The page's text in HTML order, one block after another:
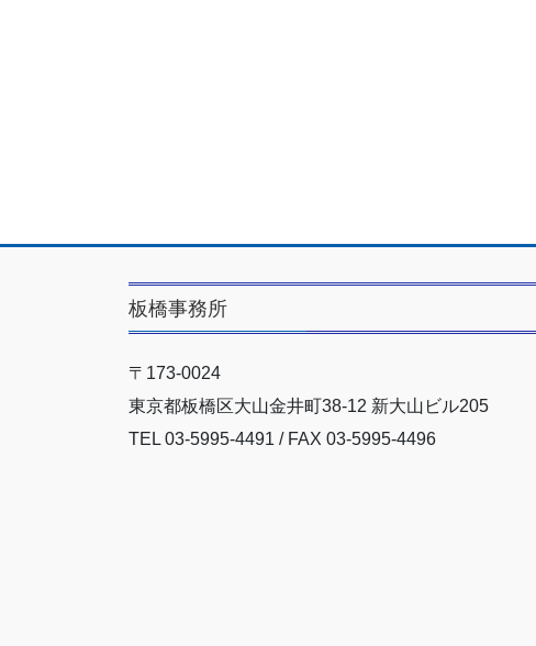
板橋事務所
〒173-0024
東京都板橋区大山金井町38-12 新大山ビル205
TEL 03-5995-4491 / FAX 03-5995-4496